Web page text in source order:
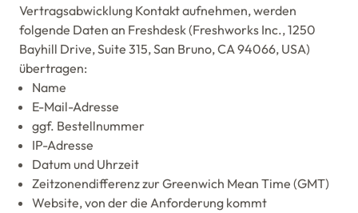
Vertragsabwicklung Kontakt aufnehmen, werden
folgende Daten an Freshdesk (Freshworks Inc., 1250
Bayhill Drive, Suite 315, San Bruno, CA 94066, USA)
übertragen:
Name
E-Mail-Adresse
ggf. Bestellnummer
IP-Adresse
Datum und Uhrzeit
Zeitzonendifferenz zur Greenwich Mean Time (GMT)
Website, von der die Anforderung kommt